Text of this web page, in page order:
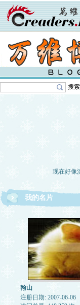
搜
现在好像
我的名片
翰山
注册日期: 2007-06-06